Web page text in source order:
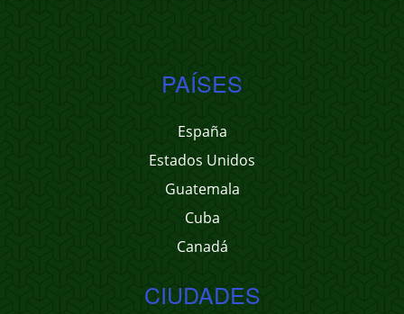
PAÍSES
España
Estados Unidos
Guatemala
Cuba
Canadá
CIUDADES